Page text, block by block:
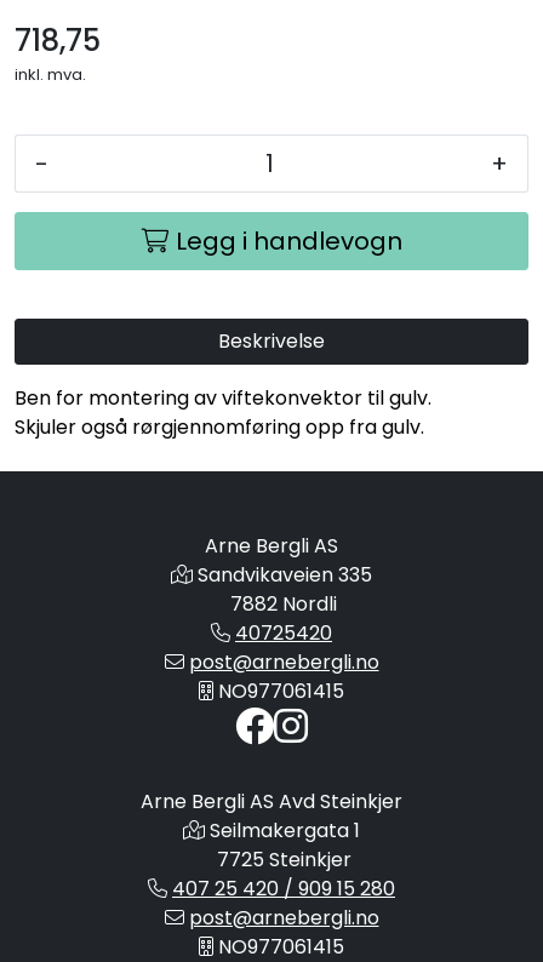
718,75
inkl. mva.
- +
Legg i handlevogn
Beskrivelse
Ben for montering av viftekonvektor til gulv.
Skjuler også rørgjennomføring opp fra gulv.
Arne Bergli AS
Sandvikaveien 335
7882 Nordli
40725420
post@arnebergli.no
NO977061415
Arne Bergli AS Avd Steinkjer
Seilmakergata 1
7725 Steinkjer
407 25 420 / 909 15 280
post@arnebergli.no
NO977061415